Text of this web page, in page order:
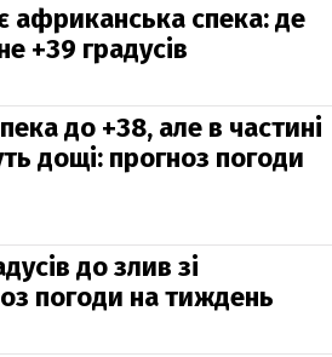
африканська спека: де
+39 градусів
до +38, але в частині
дощі: прогноз погоди
до злив зі
погоди на тиждень